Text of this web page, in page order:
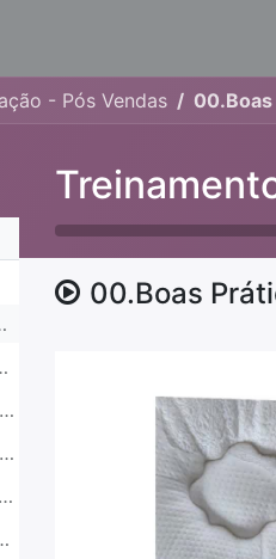
- Pós Vendas 00.Boas
venda
TÉCNICA
02.ATC MÓDULO 2 MEDIÇÃO DE ALTURA
03.ATC MÓDULO 3 MEDIÇÃO DE ALTURA
04.ATC MÓDULO 4 BARULHOS
- Pós Vendas
00.Boas